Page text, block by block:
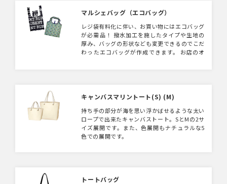
マルシェバッグ（エコバッグ）
レジ袋有料化に伴い、お買い物にはエコバッグ
が必需品！ 撥水加工を施したタイプや生地の
厚み、バッグの形状なども変更できるのでこだ
わったエコバッグが作成できます。 お店のオ
りますのでご注意ください
キャンバスマリントート(S) (M)
持ち手の部分が海を思い浮かばせるような太い
ロープで出来たキャンバストート。SとMの2サ
イズ展開です。また、色展開もナチュラルな5
色での展開です。
トートバッグ